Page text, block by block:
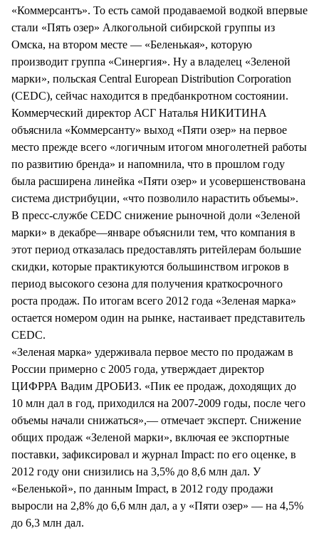
«Коммерсантъ». То есть самой продаваемой водкой впервые
стали «Пять озер» Алкогольной сибирской группы из
Омска, на втором месте — «Беленькая», которую
производит группа «Синергия». Ну а владелец «Зеленой
марки», польская Central European Distribution Corporation
(CEDC), сейчас находится в предбанкротном состоянии.
Коммерческий директор АСГ Наталья НИКИТИНА
объяснила «Коммерсанту» выход «Пяти озер» на первое
место прежде всего «логичным итогом многолетней работы
по развитию бренда» и напомнила, что в прошлом году
была расширена линейка «Пяти озер» и усовершенствована
система дистрибуции, «что позволило нарастить объемы».
В пресс-службе CEDC снижение рыночной доли «Зеленой
марки» в декабре—январе объяснили тем, что компания в
этот период отказалась предоставлять ритейлерам большие
скидки, которые практикуются большинством игроков в
период высокого сезона для получения краткосрочного
роста продаж. По итогам всего 2012 года «Зеленая марка»
остается номером один на рынке, настаивает представитель
CEDC.
«Зеленая марка» удерживала первое место по продажам в
России примерно с 2005 года, утверждает директор
ЦИФРРА Вадим ДРОБИЗ. «Пик ее продаж, доходящих до
10 млн дал в год, приходился на 2007-2009 годы, после чего
объемы начали снижаться»,— отмечает эксперт. Снижение
общих продаж «Зеленой марки», включая ее экспортные
поставки, зафиксировал и журнал Impact: по его оценке, в
2012 году они снизились на 3,5% до 8,6 млн дал. У
«Беленькой», по данным Impact, в 2012 году продажи
выросли на 2,8% до 6,6 млн дал, а у «Пяти озер» — на 4,5%
до 6,3 млн дал.